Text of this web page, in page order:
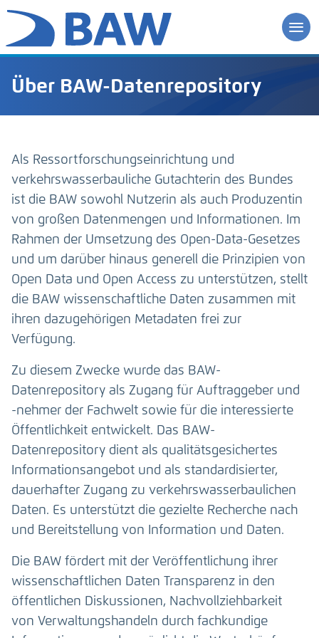
Über BAW-Datenrepository
Als Ressortforschungseinrichtung und
verkehrswasserbauliche Gutachterin des Bundes
ist die BAW sowohl Nutzerin als auch Produzentin
von großen Datenmengen und Informationen. Im
Rahmen der Umsetzung des Open-Data-Gesetzes
und um darüber hinaus generell die Prinzipien von
Open Data und Open Access zu unterstützen, stellt
die BAW wissenschaftliche Daten zusammen mit
ihren dazugehörigen Metadaten frei zur
Verfügung.
Zu diesem Zwecke wurde das BAW-
Datenrepository als Zugang für Auftraggeber und
-nehmer der Fachwelt sowie für die interessierte
Öffentlichkeit entwickelt. Das BAW-
Datenrepository dient als qualitätsgesichertes
Informationsangebot und als standardisierter,
dauerhafter Zugang zu verkehrswasserbaulichen
Daten. Es unterstützt die gezielte Recherche nach
und Bereitstellung von Information und Daten.
Die BAW fördert mit der Veröffentlichung ihrer
wissenschaftlichen Daten Transparenz in den
öffentlichen Diskussionen, Nachvollziehbarkeit
von Verwaltungshandeln durch fachkundige